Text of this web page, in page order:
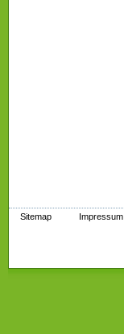
Sitemap Impressum